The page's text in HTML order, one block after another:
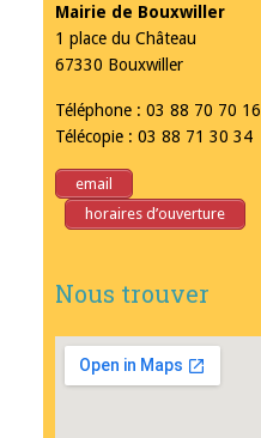
Mairie de Bouxwiller
1 place du Château
67330 Bouxwiller
Téléphone : 03 88 70 70 16
Télécopie : 03 88 71 30 34
email
horaires d’ouverture
Nous trouver